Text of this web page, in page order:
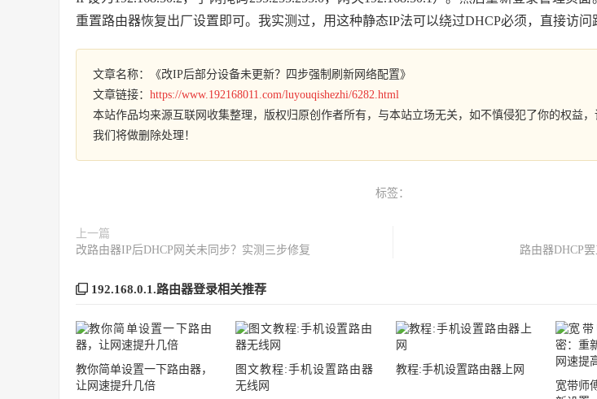
重置路由器恢复出厂设置即可。我实测过，用这种静态IP法可以绕过DHCP必须，直接访问
文章名称：《改IP后部分设备未更新？四步强制刷新网络配置》
文章链接： https://www.192168011.com/luyouqishezhi/6282.html
本站作品均来源互联网收集整理，版权归原创作者所有，与本站立场无关，如不慎侵犯了你的权益，
我们将做删除处理！
标签：
上一篇
改路由器IP后DHCP网关未同步？实测三步修复
路由器DHCP
192.168.0.1.路由器登录相关推荐
教你简单设置一下路由器，
让网速提升几倍
图文教程:手机设置路由器
无线网
教程:手机设置路由器上网
宽带师